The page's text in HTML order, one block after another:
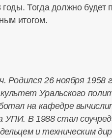
Тогда должно будет
итогом.
Родился 26 ноября 1958
Уральского
на кафедре
УПИ. В 1988 стал
и техническим